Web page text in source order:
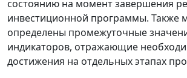
состоянию на момент завершения
инвестиционной программы. Также
определены промежуточные
индикаторов, отражающие
достижения на отдельных этапах